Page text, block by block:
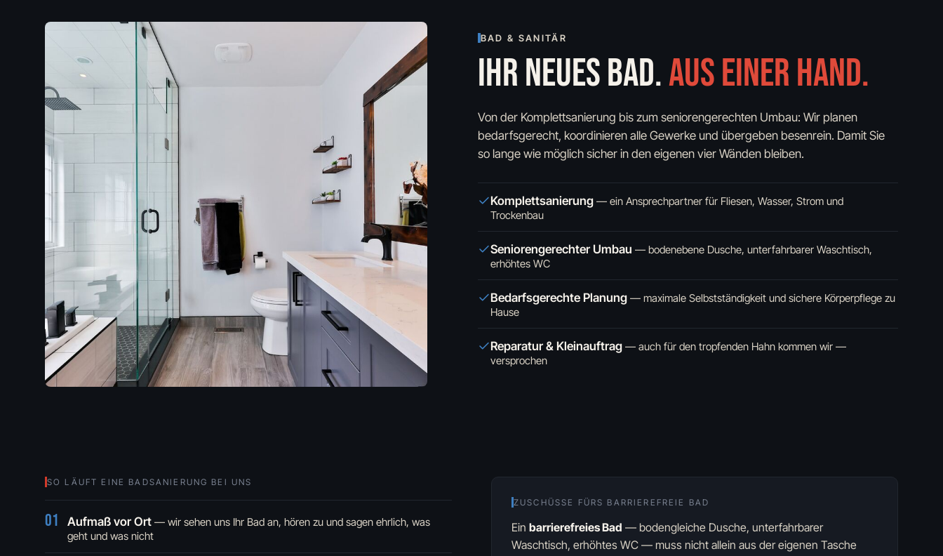
BAD & SANITÄR
IHR NEUES BAD.AUS EINER HAND.
Von der Komplettsanierung bis zum seniorengerechten Umbau: Wir planen
bedarfsgerecht, koordinieren alle Gewerke und übergeben besenrein. Damit Sie
so lange wie möglich sicher in den eigenen vier Wänden bleiben.
Komplettsanierung — ein Ansprechpartner für Fliesen, Wasser, Strom und
Trockenbau
Seniorengerechter Umbau — bodenebene Dusche, unterfahrbarer Waschtisch,
erhöhtes WC
Bedarfsgerechte Planung — maximale Selbstständigkeit und sichere Körperpflege zu
Hause
Reparatur & Kleinauftrag — auch für den tropfenden Hahn kommen wir —
versprochen
SO LÄUFT EINE BADSANIERUNG BEI UNS
01 Aufmaß vor Ort — wir sehen uns Ihr Bad an, hören zu und sagen ehrlich, was
geht und was nicht
ZUSCHÜSSE FÜRS BARRIEREFREIE BAD
Ein barrierefreies Bad — bodengleiche Dusche, unterfahrbarer
Waschtisch, erhöhtes WC — muss nicht allein aus der eigenen Tasche